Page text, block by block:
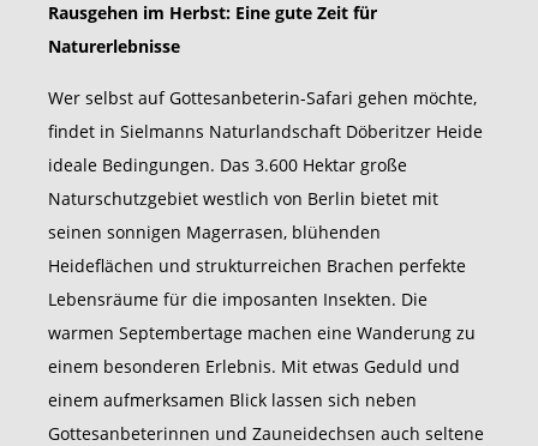
Rausgehen im Herbst: Eine gute Zeit für
Naturerlebnisse
Wer selbst auf Gottesanbeterin-Safari gehen möchte,
findet in Sielmanns Naturlandschaft Döberitzer Heide
ideale Bedingungen. Das 3.600 Hektar große
Naturschutzgebiet westlich von Berlin bietet mit
seinen sonnigen Magerrasen, blühenden
Heideflächen und strukturreichen Brachen perfekte
Lebensräume für die imposanten Insekten. Die
warmen Septembertage machen eine Wanderung zu
einem besonderen Erlebnis. Mit etwas Geduld und
einem aufmerksamen Blick lassen sich neben
Gottesanbeterinnen und Zauneidechsen auch seltene